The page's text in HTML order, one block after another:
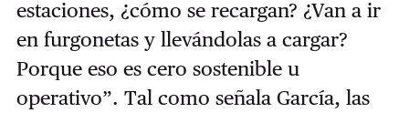
estaciones, ¿cómo se recargan? ¿Van a ir
en furgonetas y llevándolas a cargar?
Porque eso es cero sostenible u
operativo”. Tal como señala García, las